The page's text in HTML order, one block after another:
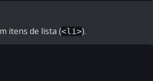
itens de lista (<li>).